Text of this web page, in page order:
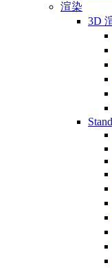
渲染
3D